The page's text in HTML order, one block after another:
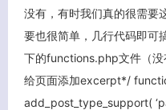
没有，有时我们真的很需要
要也很简单，几行代码即可
下的functions.php文件（
给页面添加excerpt*/
add_post_type_support(